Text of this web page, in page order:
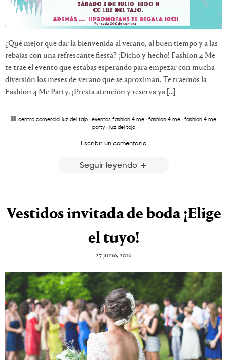
¿Qué mejor que dar la bienvenida al verano, al buen tiempo y a las
rebajas con una refrescante fiesta? ¡Dicho y hecho! Fashion 4 Me
te trae el evento que estabas esperando para empezar con mucha
diversión los meses de verano que se aproximan. Te traemos la
Fashion 4 Me Party. ¡Presta atención y reserva ya […]
centro comercial luz del tajo · eventos fashion 4 me · fashion 4 me · fashion 4 me
party· luz del tajo
Escribir un comentario
Seguir leyendo
Vestidos invitada de boda ¡Elige
el tuyo!
27 junio, 2016